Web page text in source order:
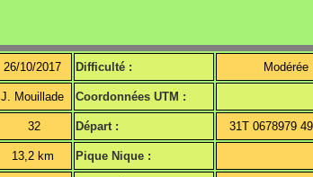
26/10/2017 Difficulté : Modérée
J. Mouillade Coordonnées UTM :
32 Départ : 31T 0678979
13,2 km Pique Nique :